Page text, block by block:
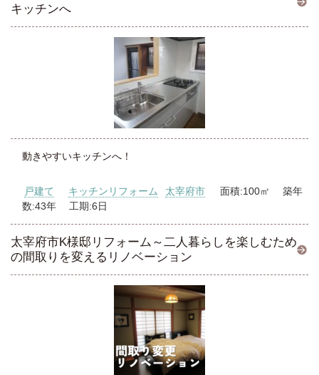
キッチンへ
動きやすいキッチンへ！
戸建て キッチンリフォーム 太宰府市
面積:100㎡ 築年
数:43年 工期:6日
太宰府市K様邸リフォーム～二人暮らしを楽しむため
の間取りを変えるリノベーション